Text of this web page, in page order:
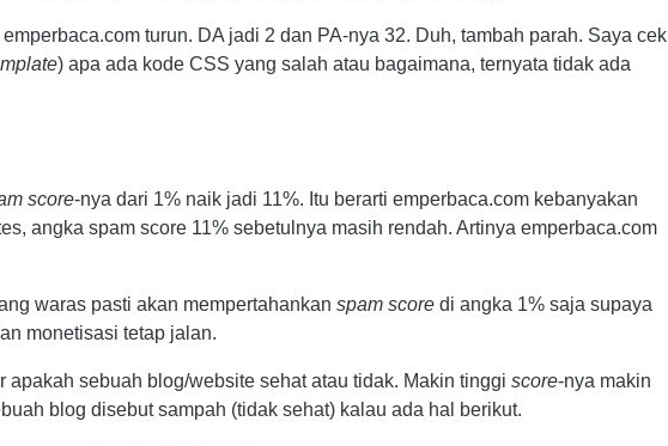
turun. DA jadi 2 dan PA-nya 32. Duh, tambah parah. Saya cek
) apa ada kode CSS yang salah atau bagaimana, ternyata tidak ada
score-nya dari 1% naik jadi 11%. Itu berarti emperbaca.com kebanyakan
angka spam score 11% sebetulnya masih rendah. Artinya emperbaca.com
waras pasti akan mempertahankan spam score di angka 1% saja supaya
monetisasi tetap jalan.
apakah sebuah blog/website sehat atau tidak. Makin tinggi score-nya makin
blog disebut sampah (tidak sehat) kalau ada hal berikut.